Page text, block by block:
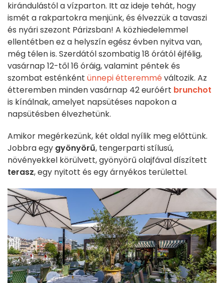
kirándulástól a vízparton. Itt az ideje tehát, hogy
ismét a rakpartokra menjünk, és élvezzük a tavaszi
és nyári szezont Párizsban! A közhiedelemmel
ellentétben ez a helyszín egész évben nyitva van,
még télen is. Szerdától szombatig 18 órától éjfélig,
vasárnap 12-től 16 óráig, valamint péntek és
szombat esténként ünnepi étteremméváltozik. Az
étteremben minden vasárnap 42 euróért brunchot
is kínálnak, amelyet napsütéses napokon a
napsütésben élvezhetünk.
Amikor megérkezünk, két oldal nyílik meg előttünk.
Jobbra egy gyönyörű, tengerparti stílusú,
növényekkel körülvett, gyönyörű olajfával díszített
terasz, egy nyitott és egy árnyékos területtel.